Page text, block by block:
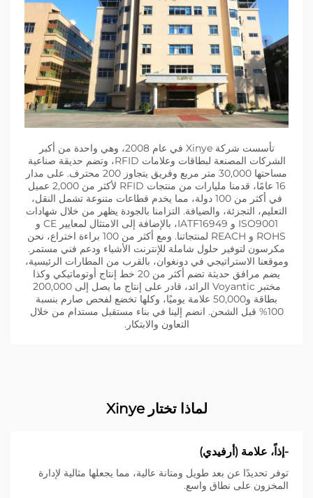
تأسست شركة Xinye في عام 2008، وهي واحدة من أكبر
الشركات المصنعة لبطاقات وعلامات RFID، وتضم حديقة صناعية
مساحتها 30,000 متر مربع وفريق يتجاوز 200 محترف. على مدار
16 عامًا، قدمنا مليارات من منتجات RFID لأكثر من 2,000 عميل
في أكثر من 100 دولة، مما يخدم قطاعات متنوعة تشمل النقل،
التعليم، التجزئة، والضيافة. التزامنا بالجودة يظهر من خلال شهادات
ISO9001 و IATF16949، بالإضافة إلى الامتثال لمعايير CE و
ROHS و REACH لمنتجاتنا. ومع أكثر من 100 براءة اختراع، نحن
مكرسون لتوفير حلول شاملة للإنترنت الأشياء ودعم فني مستمر.
وموقعنا الاستراتيجي في دونغوان، بالقرب من المطارات الرئيسية،
يضم مرافق حديثة تضم أكثر من 20 خط إنتاج أوتوماتيكي وكذا
مختبر Voyantic الرائد، قادر على إنتاج ما يصل إلى 200,000
بطاقة و50,000 علامة يوميًا، وكلها تخضع لفحص صارم بنسبة
100% قبل الشحن. انضم إلينا في بناء مستقبل مستدام من خلال
التعاون والابتكار.
لماذا تختار Xinye
-إذاً، علامة (أرفيدي)
توفر تحديدًا عن بعد طويل ومتانة عالية، مما يجعلها مثالية لإدارة
المخزون على نطاق واسع.